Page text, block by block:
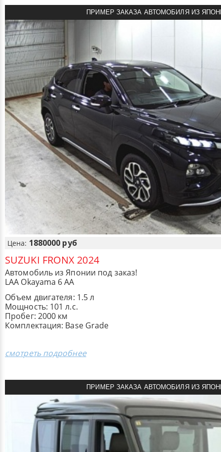
ПРИМЕР ЗАКАЗА АВТОМОБИЛЯ ИЗ
Цена: 1880000 руб
SUZUKI FRONX 2024
Автомобиль из Японии под заказ!
LAA Okayama 6 AA
Объем двигателя: 1.5 л
Мощность: 101 л.с.
Пробег: 2000 км
Комплектация: Base Grade
смотреть подробнее
ПРИМЕР ЗАКАЗА АВТОМОБИЛЯ ИЗ